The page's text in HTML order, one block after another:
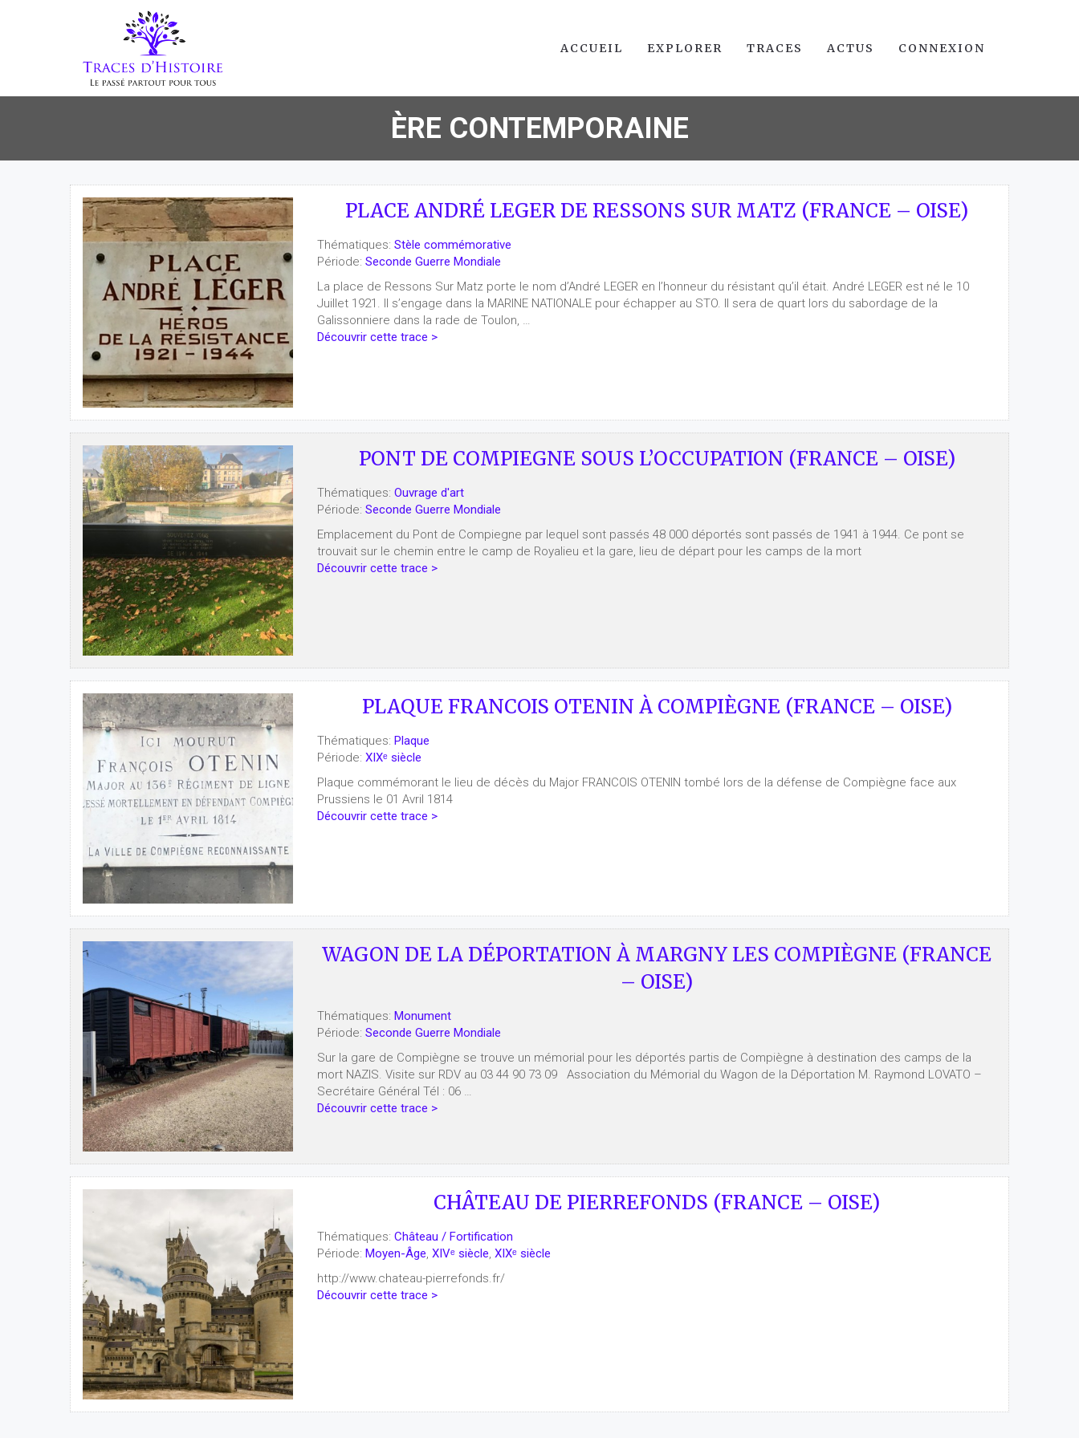
ACCUEIL EXPLORER TRACES ACTUS CONNEXION
ÈRE CONTEMPORAINE
PLACE ANDRÉ LEGER DE RESSONS SUR MATZ (FRANCE – OISE)
Thématiques: Stèle commémorative
Période: Seconde Guerre Mondiale
La place de Ressons Sur Matz porte le nom d’André LEGER en l’honneur du résistant qu’il était. André LEGER est né le 10
Juillet 1921. Il s’engage dans la MARINE NATIONALE pour échapper au STO. Il sera de quart lors du sabordage de la
Galissonniere dans la rade de Toulon, …
Découvrir cette trace >
PONT DE COMPIEGNE SOUS L’OCCUPATION (FRANCE – OISE)
Thématiques: Ouvrage d'art
Période: Seconde Guerre Mondiale
Emplacement du Pont de Compiegne par lequel sont passés 48 000 déportés sont passés de 1941 à 1944. Ce pont se
trouvait sur le chemin entre le camp de Royalieu et la gare, lieu de départ pour les camps de la mort
Découvrir cette trace >
PLAQUE FRANCOIS OTENIN À COMPIÈGNE (FRANCE – OISE)
Thématiques: Plaque
Période: XIXᵉ siècle
Plaque commémorant le lieu de décès du Major FRANCOIS OTENIN tombé lors de la défense de Compiègne face aux
Prussiens le 01 Avril 1814
Découvrir cette trace >
WAGON DE LA DÉPORTATION À MARGNY LES COMPIÈGNE (FRANCE
– OISE)
Thématiques: Monument
Période: Seconde Guerre Mondiale
Sur la gare de Compiègne se trouve un mémorial pour les déportés partis de Compiègne à destination des camps de la
mort NAZIS. Visite sur RDV au 03 44 90 73 09 Association du Mémorial du Wagon de la Déportation M. Raymond LOVATO –
Secrétaire Général Tél : 06 …
Découvrir cette trace >
CHÂTEAU DE PIERREFONDS (FRANCE – OISE)
Thématiques: Château / Fortification
Période: Moyen-Âge, XIVᵉ siècle, XIXᵉ siècle
http://www.chateau-pierrefonds.fr/
Découvrir cette trace >